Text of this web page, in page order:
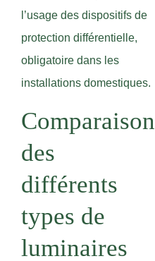
l’usage des dispositifs de
protection différentielle,
obligatoire dans les
installations domestiques.
Comparaison
des
différents
types de
luminaires